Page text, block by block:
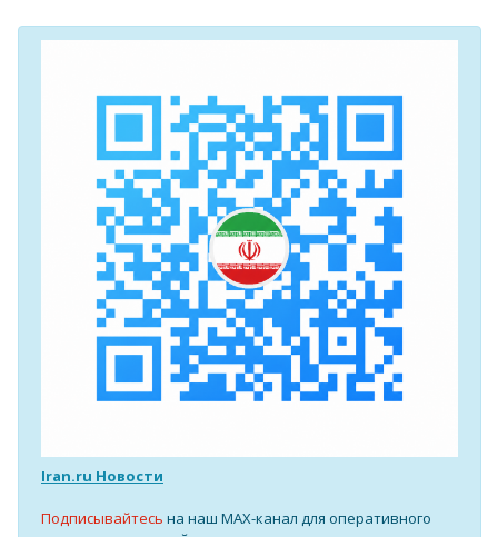
Iran.ru Новости
Подписывайтесь на наш MAX-канал для оперативного